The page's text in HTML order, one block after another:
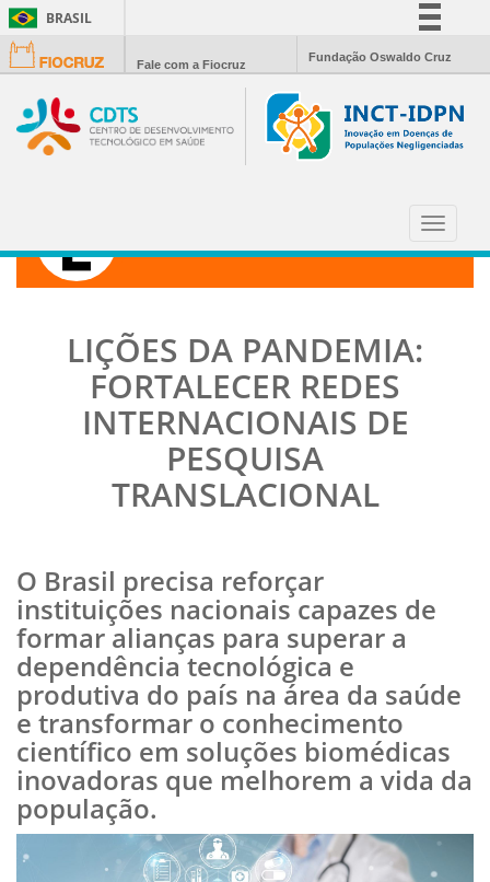
BRASIL
Simplifique!
Participe
Acesso à informação
Fale com a Fiocruz
Fundação Oswaldo Cruz
Toggle
LIÇÕES DA PANDEMIA:
FORTALECER REDES
INTERNACIONAIS DE
PESQUISA
TRANSLACIONAL
O Brasil precisa reforçar
instituições nacionais capazes de
formar alianças para superar a
dependência tecnológica e
produtiva do país na área da saúde
e transformar o conhecimento
científico em soluções biomédicas
inovadoras que melhorem a vida da
população.